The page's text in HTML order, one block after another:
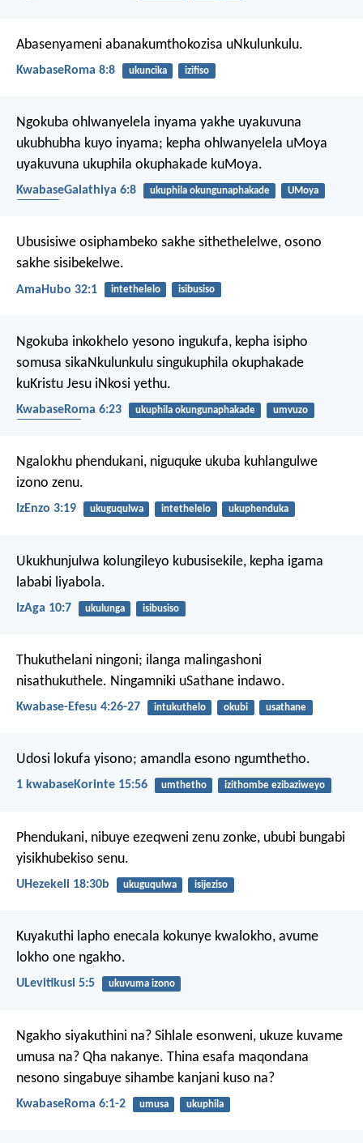
Abasenyameni abanakumthokozisa uNkulunkulu.
KwabaseRoma 8:8 ukuncika izifiso
Ngokuba ohlwanyelela inyama yakhe uyakuvuna
ukubhubha kuyo inyama; kepha ohlwanyelela uMoya
uyakuvuna ukuphila okuphakade kuMoya.
KwabaseGalathiya 6:8 ukuphila okungunaphakade
UMoya
Ubusisiwe osiphambeko sakhe sithethelelwe, osono
sakhe sisibekelwe.
AmaHubo 32:1 intethelelo isibusiso
Ngokuba inkokhelo yesono ingukufa, kepha isipho
somusa sikaNkulunkulu singukuphila okuphakade
kuKristu Jesu iNkosi yethu.
KwabaseRoma 6:23 ukuphila okungunaphakade
umvuzo
Ngalokhu phendukani, niguquke ukuba kuhlangulwe
izono zenu.
IzEnzo 3:19 ukuguqulwa intethelelo ukuphenduka
Ukukhunjulwa kolungileyo kubusisekile, kepha igama
lababi liyabola.
IzAga 10:7 ukulunga isibusiso
Thukuthelani ningoni; ilanga malingashoni
nisathukuthele. Ningamniki uSathane indawo.
Kwabase-Efesu 4:26-27 intukuthelo okubi usathane
Udosi lokufa yisono; amandla esono ngumthetho.
1 kwabaseKorinte 15:56 umthetho izithombe ezibaziweyo
Phendukani, nibuye ezeqweni zenu zonke, ububi bungabi
yisikhubekiso senu.
UHezekeli 18:30b ukuguqulwa isijeziso
Kuyakuthi lapho enecala kokunye kwalokho, avume
lokho one ngakho.
ULevitikusi 5:5 ukuvuma izono
Ngakho siyakuthini na? Sihlale esonweni, ukuze kuvame
umusa na? Qha nakanye. Thina esafa maqondana
nesono singabuye sihambe kanjani kuso na?
KwabaseRoma 6:1-2 umusa ukuphila